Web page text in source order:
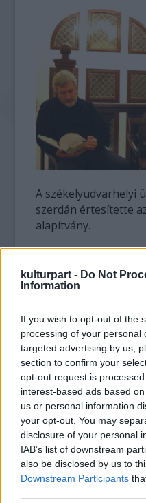
kulturpart - Do Not
Information
If you wish to opt-out of the
processing of your personal
targeted advertising by us,
section to confirm your
opt-out request is
interest-based ads based
us or personal information
your opt-out. You may
disclosure of your personal
IAB’s list of downstream
also be disclosed by us to
Downstream Participants
A székelyudvarhelyi
szerdán értesítette
alapítvány.
Fekete Vince költő, a
irodalmi rovatának
irodalom- és
lány szemével látja
korszak, a rossz
"Aranykorszak"
Kolozsvárnak és az
évtizeddel ezelőtti
fiatal főszereplő
meglelni.
Gálfalvi György író,
folyóirat
kötetét emelte ki,